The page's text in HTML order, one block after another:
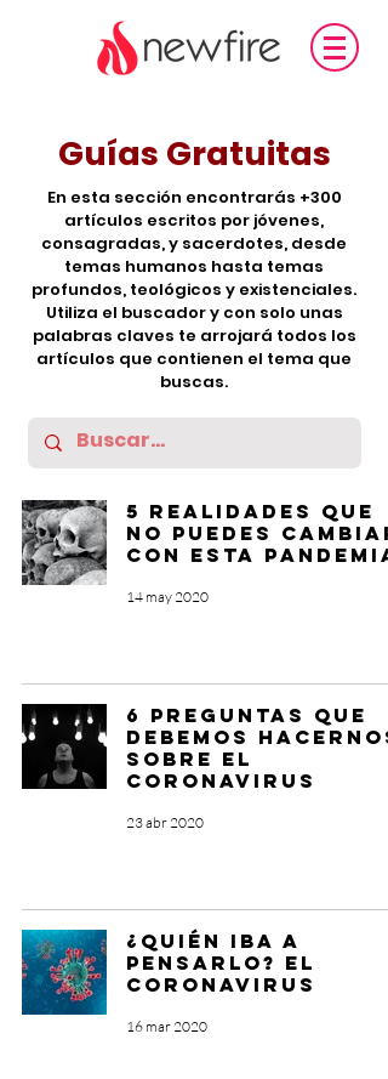
Guías Gratuitas
En esta sección encontrarás +300
artículos escritos por jóvenes,
consagradas, y sacerdotes, desde
temas humanos hasta temas
profundos, teológicos y existenciales.
Utiliza el buscador y con solo unas
palabras claves te arrojará todos los
artículos que contienen el tema que
buscas.
5 realidades que
no puedes cambiar
con esta pandemia
14 may 2020
6 preguntas que
debemos hacernos
sobre el
Coronavirus
23 abr 2020
¿Quién iba a
pensarlo? El
Coronavirus
16 mar 2020